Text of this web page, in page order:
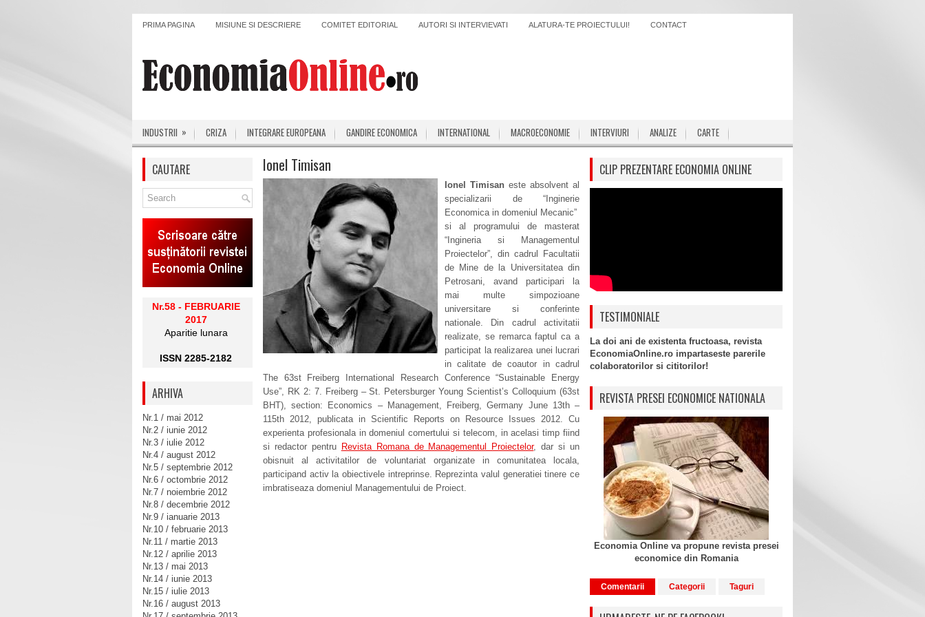
PRIMA PAGINA MISIUNE SI DESCRIERE COMITET EDITORIAL AUTORI SI INTERVIEVATI ALATURA-TE PROIECTULUI! CONTACT
INDUSTRII » CRIZA INTEGRARE EUROPEANA GANDIRE ECONOMICA INTERNATIONAL MACROECONOMIE INTERVIURI ANALIZE CARTE
Ionel Timisan
Ionel Timisan este absolvent al
specializarii de “Inginerie
Economica in domeniul Mecanic”
si al programului de masterat
“Ingineria si Managementul
Proiectelor”, din cadrul Facultatii
de Mine de la Universitatea din
Petrosani, avand participari la
mai multe simpozioane
universitare si conferinte
nationale. Din cadrul activitatii
realizate, se remarca faptul ca a
participat la realizarea unei lucrari
in calitate de coautor in cadrul
The 63st Freiberg International Research Conference “Sustainable Energy
Use”, RK 2: 7. Freiberg – St. Petersburger Young Scientist’s Colloquium (63st
BHT), section: Economics – Management, Freiberg, Germany June 13th –
115th 2012, publicata in Scientific Reports on Resource Issues 2012. Cu
experienta profesionala in domeniul comertului si telecom, in acelasi timp fiind
si redactor pentru Revista Romana de Managementul Proiectelor, dar si un
obisnuit al activitatilor de voluntariat organizate in comunitatea locala,
participand activ la obiectivele intreprinse. Reprezinta valul generatiei tinere ce
imbratiseaza domeniul Managementului de Proiect.
CAUTARE
Nr.58 - FEBRUARIE
2017
Aparitie lunara
ISSN 2285-2182
ARHIVA
Nr.1 / mai 2012
Nr.2 / iunie 2012
Nr.3 / iulie 2012
Nr.4 / august 2012
Nr.5 / septembrie 2012
Nr.6 / octombrie 2012
Nr.7 / noiembrie 2012
Nr.8 / decembrie 2012
Nr.9 / ianuarie 2013
Nr.10 / februarie 2013
Nr.11 / martie 2013
Nr.12 / aprilie 2013
Nr.13 / mai 2013
Nr.14 / iunie 2013
Nr.15 / iulie 2013
Nr.16 / august 2013
CLIP PREZENTARE ECONOMIA ONLINE
TESTIMONIALE
La doi ani de existenta fructoasa, revista
EconomiaOnline.ro impartaseste parerile
colaboratorilor si cititorilor!
REVISTA PRESEI ECONOMICE NATIONALA
Economia Online va propune revista presei
economice din Romania
Comentarii Categorii Taguri